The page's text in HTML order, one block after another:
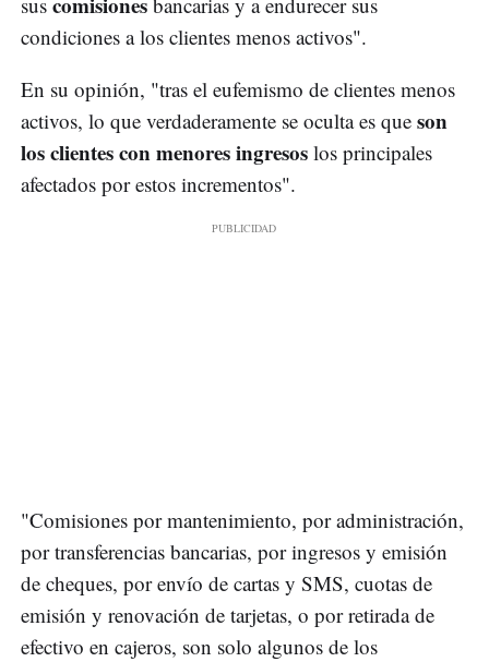
condiciones a los clientes menos activos".
En su opinión, "tras el eufemismo de clientes menos
activos, lo que verdaderamente se oculta es que son
los clientes con menores ingresos los principales
afectados por estos incrementos".
"Comisiones por mantenimiento, por administración,
por transferencias bancarias, por ingresos y emisión
de cheques, por envío de cartas y SMS, cuotas de
emisión y renovación de tarjetas, o por retirada de
efectivo en cajeros, son solo algunos de los